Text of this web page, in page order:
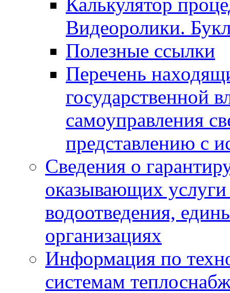
Видеоролики.
Полезные ссылки
Перечень
государственной
самоуправления
представлению с
Сведения о
оказывающих
водоотведения,
организациях
Информация по
системам